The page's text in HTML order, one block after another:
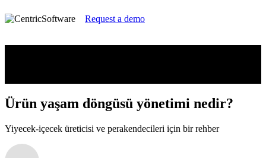
Request a demo
Ürün yaşam döngüsü yönetimi nedir?
Yiyecek-içecek üreticisi ve perakendecileri için bir rehber